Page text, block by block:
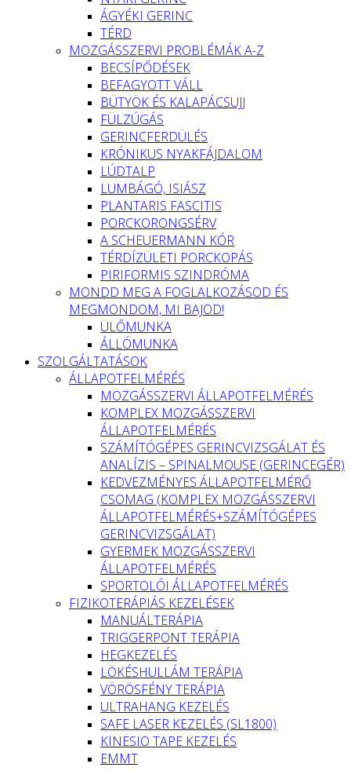
ÁGYÉKI GERINC
TÉRD
MOZGÁSSZERVI PROBLÉMÁK A-Z
BECSÍPŐDÉSEK
BEFAGYOTT VÁLL
BÜTYÖK ÉS KALAPÁCSUJJ
FÜLZÚGÁS
GERINCFERDÜLÉS
KRÓNIKUS NYAKFÁJDALOM
LÚDTALP
LUMBÁGÓ, ISIÁSZ
PLANTARIS FASCITIS
PORCKORONGSÉRV
A SCHEUERMANN KÓR
TÉRDÍZÜLETI PORCKOPÁS
PIRIFORMIS SZINDRÓMA
MONDD MEG A FOGLALKOZÁSOD ÉS
MEGMONDOM, MI BAJOD!
ÜLŐMUNKA
ÁLLÓMUNKA
SZOLGÁLTATÁSOK
ÁLLAPOTFELMÉRÉS
MOZGÁSSZERVI ÁLLAPOTFELMÉRÉS
KOMPLEX MOZGÁSSZERVI
ÁLLAPOTFELMÉRÉS
SZÁMÍTÓGÉPES GERINCVIZSGÁLAT ÉS
ANALÍZIS – SPINALMOUSE (GERINCEGÉR)
KEDVEZMÉNYES ÁLLAPOTFELMÉRŐ
CSOMAG (KOMPLEX MOZGÁSSZERVI
ÁLLAPOTFELMÉRÉS+SZÁMÍTÓGÉPES
GERINCVIZSGÁLAT)
GYERMEK MOZGÁSSZERVI
ÁLLAPOTFELMÉRÉS
SPORTOLÓI ÁLLAPOTFELMÉRÉS
FIZIKOTERÁPIÁS KEZELÉSEK
MANUÁLTERÁPIA
TRIGGERPONT TERÁPIA
HEGKEZELÉS
LÖKÉSHULLÁM TERÁPIA
VÖRÖSFÉNY TERÁPIA
ULTRAHANG KEZELÉS
SAFE LASER KEZELÉS (SL1800)
KINESIO TAPE KEZELÉS
EMMT